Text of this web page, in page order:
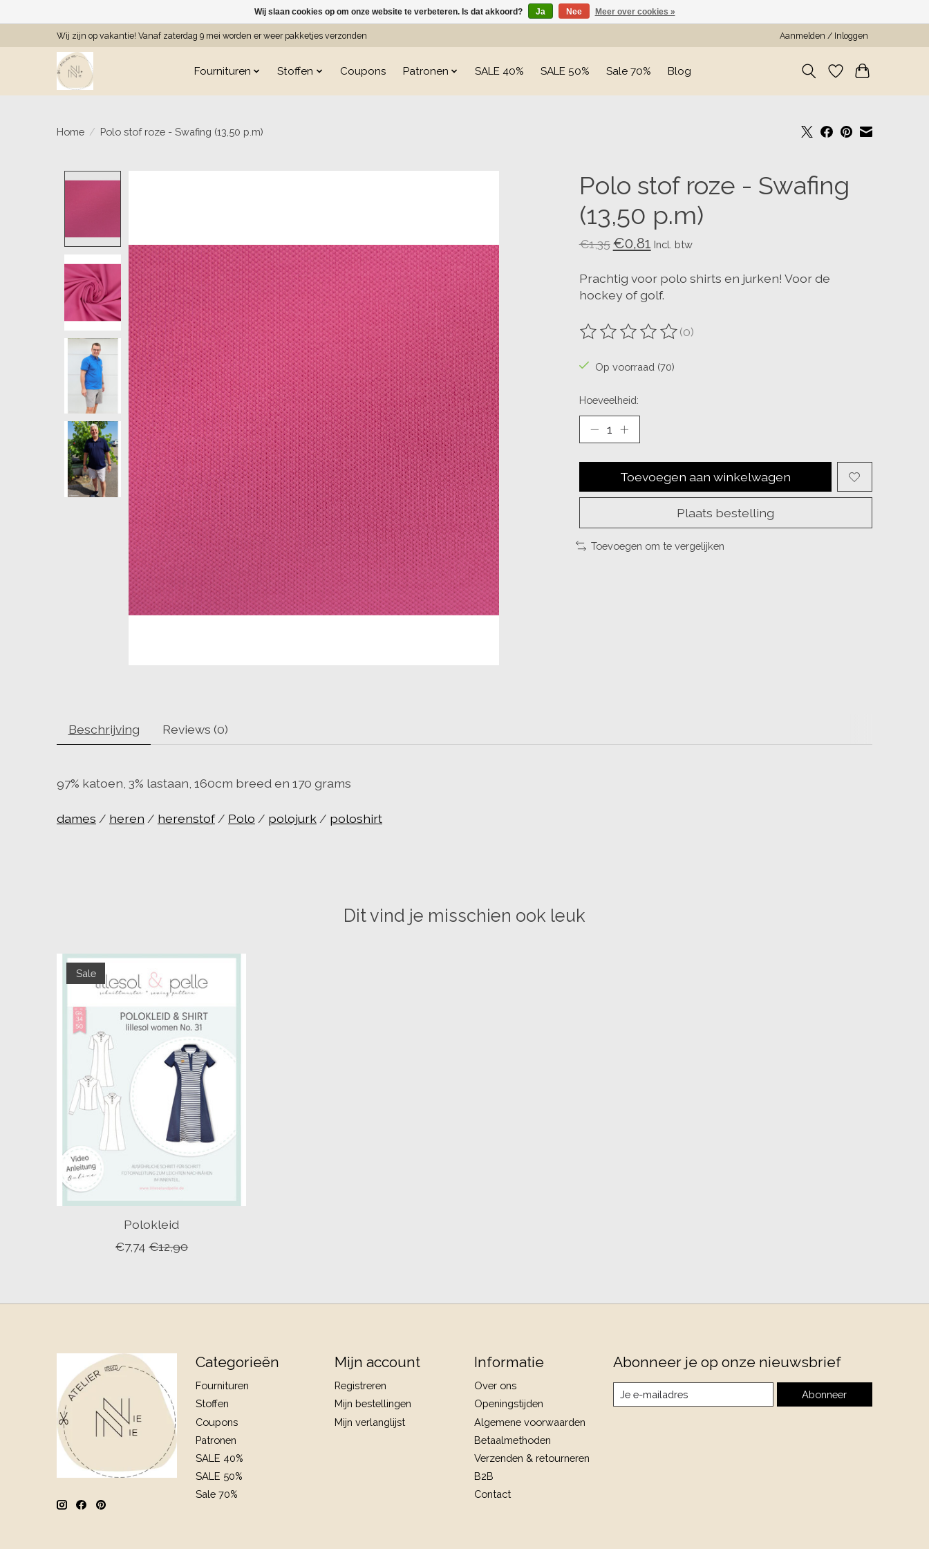
Wij zijn op vakantie! Vanaf zaterdag 9 mei worden er weer pakketjes verzonden Aanmelden / Inloggen
Fournituren Stoffen Coupons Patronen SALE 40% SALE 50% Sale 70% Blog
Home / Polo stof roze - Swafing (13,50 p.m)
Polo stof roze - Swafing
(13,50 p.m)
€1,35 €0,81 Incl. btw
Prachtig voor polo shirts en jurken! Voor de
hockey of golf.
De beoordeling van dit product is
(0)
Op voorraad (70)
Hoeveelheid:
Toevoegen aan winkelwagen
Plaats bestelling
Toevoegen om te vergelijken
Beschrijving Reviews (0)
97% katoen, 3% lastaan, 160cm breed en 170 grams
dames / heren / herenstof/ Polo / polojurk / poloshirt
Dit vind je misschien ook leuk
Items van productcarrousel
Sale
Polokleid
€7,74 €12,90
Categorieën
Fournituren
Stoffen
Coupons
Patronen
SALE 40%
SALE 50%
Sale 70%
Mijn account
Registreren
Mijn bestellingen
Mijn verlanglijst
Informatie
Over ons
Openingstijden
Algemene voorwaarden
Betaalmethoden
Verzenden & retourneren
B2B
Contact
Abonneer je op onze nieuwsbrief
Abonneer
Wij slaan cookies op om onze website te verbeteren. Is dat akkoord? Ja Nee Meer over cookies »